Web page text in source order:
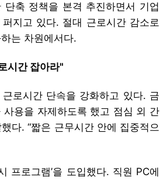
축 정책을 본격 추진하면서 기업
지고 있다. 절대 근로시간 감소로
는 차원에서다.
시간 잡아라"
로시간 단속을 강화하고 있다. 금
용을 자제하도록 했고 점심 외 간
다. “짧은 근무시간 안에 집중적으
프로그램’을 도입했다. 직원 PC에